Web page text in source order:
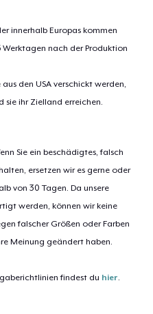
innerhalb Europas kommen
Werktagen nach der Produktion
den USA verschickt werden,
sie ihr Zielland erreichen.
Sie ein beschädigtes, falsch
ersetzen wir es gerne oder
von 30 Tagen. Da unsere
werden, können wir keine
falscher Größen oder Farben
Meinung geändert haben.
findest du hier.